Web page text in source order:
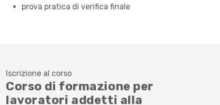
prova pratica di verifica finale
Iscrizione al corso
Corso di formazione per
lavoratori addetti alla